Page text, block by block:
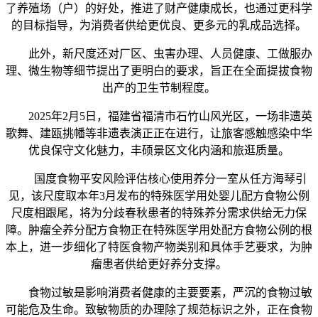
了养殖场（户）的好处，推进了财产健康成长，也通过更科学
的目标指导，为消费者供给更优良、更多元的乳成品选择。
此外，新尺度还对厂区、虫害办理、人员健康、工做服办
理、微生物等细节提出了更明白的要求，旨正在全面提拔食物
出产的卫生节制程度。
2025年2月5日，福建省福清市石竹山风光区，一场非遗英
歌舞、建瓯挑幡等非遗表演正正在进行，让旅客感触感染中华
优良保守文化魅力，丰硕景区文化内涵和旅逛质量。
国度食物平安风险评估核心使用养分一室从任方海琴引
见，该尺度取本年3月发布的特殊医学用处婴儿配方食物公例
尺度相跟尾，将为分歧春秋患者的特殊养分需求供给无力保
障。肿瘤全养分配方食物正在特殊医学用处配方食物公例的根
本上，进一步细化了特医食物产物类别和具体手艺要求，为肿
瘤患者供给更好养分支撑。
食物过敏是影响消费者健康的主要要素，严沉的食物过敏
可能危及生命。致敏物质的办理除了规范标识之外，正在食物